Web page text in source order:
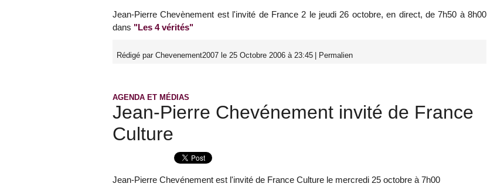
Jean-Pierre Chevènement est l'invité de France 2 le jeudi 26 octobre, en direct, de 7h50 à 8h00
dans "Les 4 vérités"
Rédigé par Chevenement2007 le 25 Octobre 2006 à 23:45 Permalien
AGENDA ET MÉDIAS
Jean-Pierre Chevénement invité de France
Culture
Jean-Pierre Chevénement est l'invité de France Culture le mercredi 25 octobre à 7h00